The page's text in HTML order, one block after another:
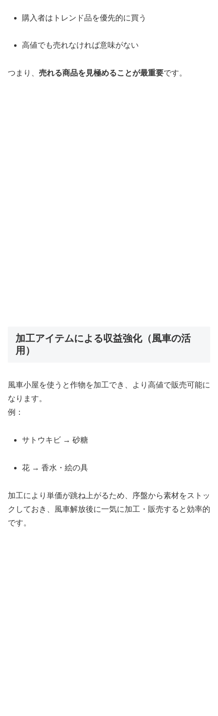
購入者はトレンド品を優先的に買う
高値でも売れなければ意味がない
つまり、 売れる商品を見極めることが最重要です。
加工アイテムによる収益強化（風車の活
用）
風車小屋を使うと作物を加工でき、より高値で販売可能に
なります。
例：
サトウキビ → 砂糖
花 → 香水・絵の具
加工により単価が跳ね上がるため、序盤から素材をストッ
クしておき、風車解放後に一気に加工・販売すると効率的
です。